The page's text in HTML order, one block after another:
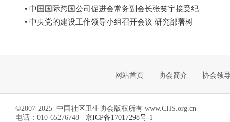
• 中国国际跨国公司促进会常务副会长张笑宇接受纪
• 中央党的建设工作领导小组召开会议 研究部署树
网站首页 协会简介 协会领
©2007-2025 中国社区卫生协会版权所有 www.CHS.org.cn
电话：010-65276748
京ICP备17017298号-1